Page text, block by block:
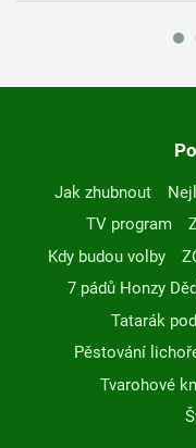
Jak zhubnout
TV program
Kdy budou volby
7 pádů Honzy
Tatarák
Pěstování
Tvarohové